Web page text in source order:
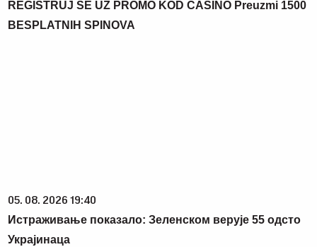
REGISTRUJ SE UZ PROMO KOD CASINO Preuzmi 1500
BESPLATNIH SPINOVA
05. 08. 2026 19:40
Истраживање показало: Зеленском верује 55 одсто
Украјинаца